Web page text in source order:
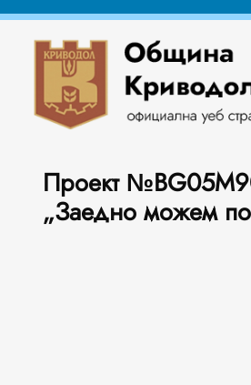
Проект
„Заедно можем